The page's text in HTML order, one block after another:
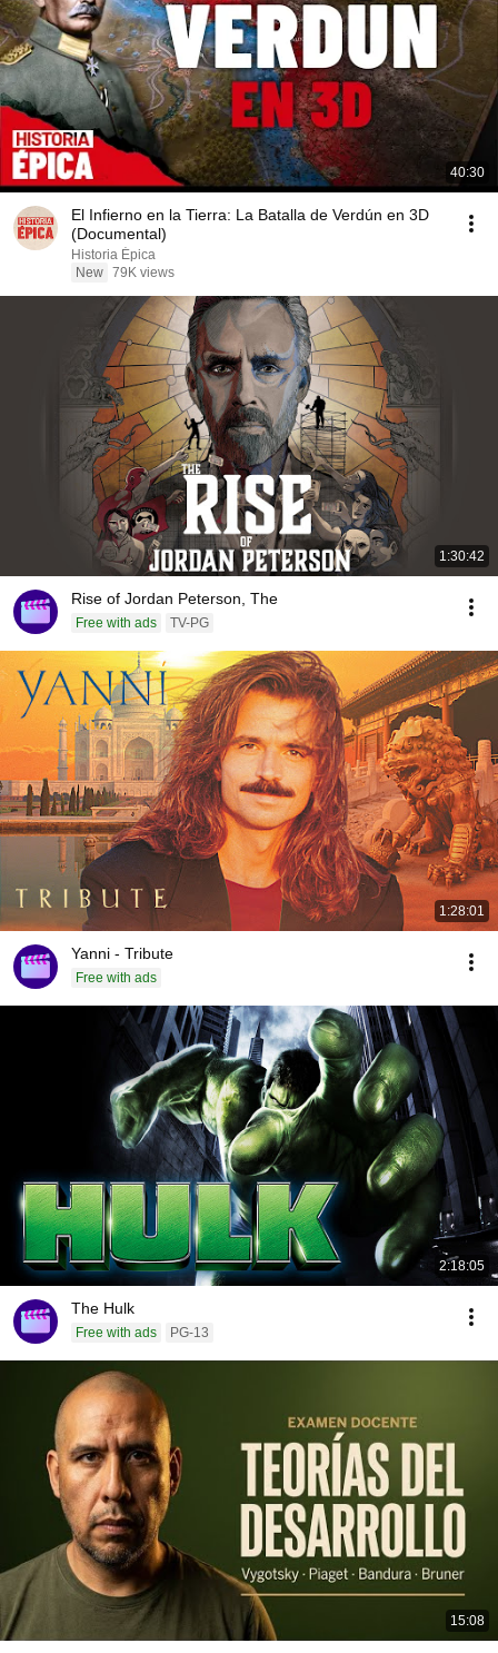
40:30
El Infierno en la Tierra: La Batalla de Verdún en 3D
(Documental)
Historia Épica
New 79K views
1:30:42
Rise of Jordan Peterson, The
Free with ads TV-PG
1:28:01
Yanni - Tribute
Free with ads
2:18:05
The Hulk
Free with ads PG-13
15:08